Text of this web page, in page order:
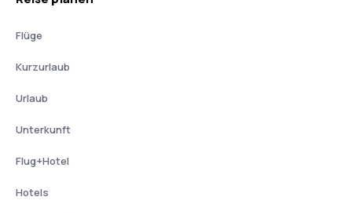
Flüge
Kurzurlaub
Urlaub
Unterkunft
Flug+Hotel
Hotels